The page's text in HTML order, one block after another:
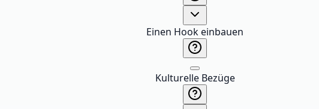
Einen Hook einbauen
Kulturelle Bezüge